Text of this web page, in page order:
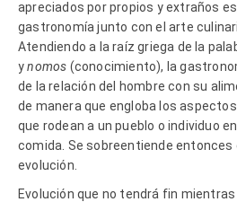
apreciados por propios y extraños
gastronomía junto con el arte
Atendiendo a la raíz griega de la
ynomos (conocimiento), la
de la relación del hombre con su
de manera que engloba los
que rodean a un pueblo o individuo
comida. Se sobreentiende entonces
evolución.
Evolución que no tendrá fin